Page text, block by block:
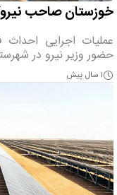
خوزستان صاحب نیروگاه
حضور وزیر نیرو در
۱ سال پیش